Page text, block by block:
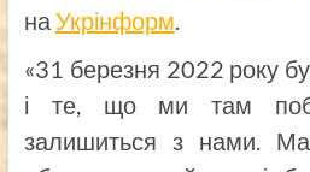
наУкрінформ.
«31 березня 2022 року
і те, що ми там
залишиться з нами.